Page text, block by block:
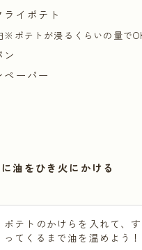
ライポテト
※ポテトが浸るくらいの量で
ン
ペーパー
油をひき火にかける
ポテトのかけらを入れて、
ってくるまで油を温めよう！